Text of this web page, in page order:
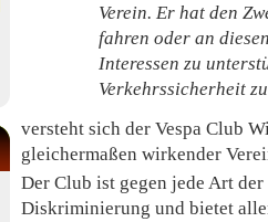
Verein. Er hat den
fahren oder an
Interessen zu
Verkehrssicherheit
versteht sich der Vespa Club
gleichermaßen wirkender
Der Club ist gegen jede Art der
Diskriminierung und bietet